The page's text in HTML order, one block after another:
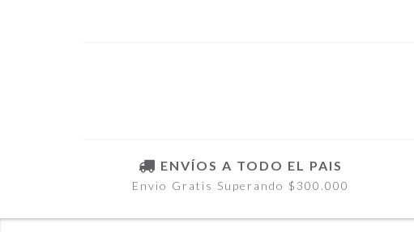
ENVÍOS A TODO EL PAIS
Envio Gratis Superando $300.000